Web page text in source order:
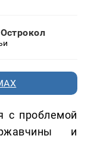
с проблемой
и